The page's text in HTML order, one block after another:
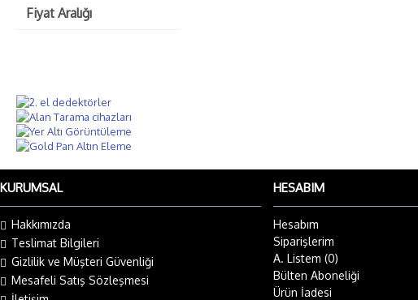
Fiyat Aralığı
KURUMSAL
Hakkımızda
Teslimat Bilgileri
Gizlilik ve Müşteri Güvenliği
Mesafeli Satış Sözleşmesi
HESABIM
Hesabım
Siparişlerim
A. Listem (0)
Bülten Aboneliği
Ürün İadesi